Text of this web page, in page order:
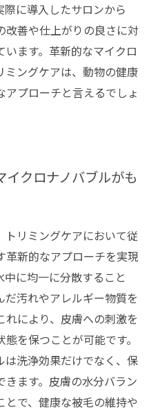
際に導入したサロンから
改善や仕上がりの良さに対
ます。革新的なマイクロ
ミングケアは、動物の健康
アプローチと言えるでしょ
クロナノバブルがも
リミングケアにおいて従
新的なアプローチを実現
に均一に分散すること
汚れやアレルギー物質を
により、皮膚への刺激を
を保つことが可能です。
は洗浄効果だけでなく、保
ます。皮膚の水分バラン
で、健康な被毛の維持や